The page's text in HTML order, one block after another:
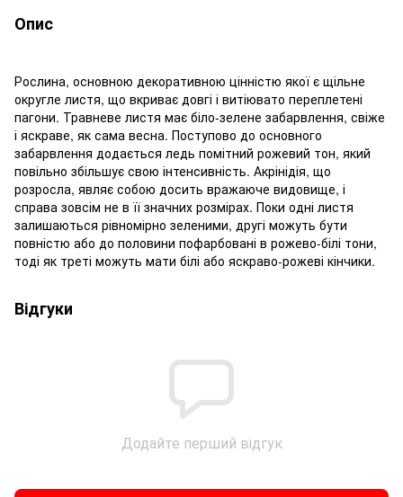
Опис
Рослина, основною декоративною цінністю якої є щільне
округле листя, що вкриває довгі і витіювато переплетені
пагони. Травневе листя має біло-зелене забарвлення, свіже
і яскраве, як сама весна. Поступово до основного
забарвлення додається ледь помітний рожевий тон, який
повільно збільшує свою інтенсивність. Акрінідія, що
розросла, являє собою досить вражаюче видовище, і
справа зовсім не в її значних розмірах. Поки одні листя
залишаються рівномірно зеленими, другі можуть бути
повністю або до половини пофарбовані в рожево-білі тони,
тоді як треті можуть мати білі або яскраво-рожеві кінчики.
Відгуки
Додайте перший відгук